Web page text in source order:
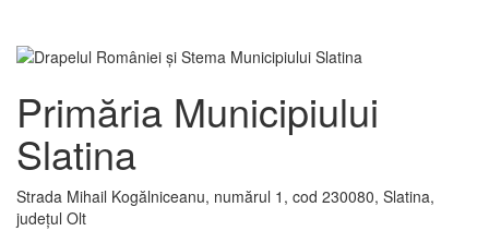
Primăria Municipiului
Slatina
Strada Mihail Kogălniceanu, numărul 1, cod 230080, Slatina,
județul Olt